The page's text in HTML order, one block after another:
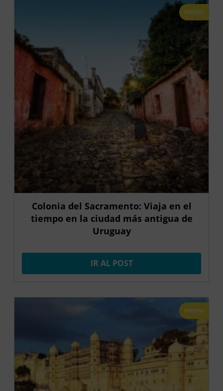
OFERTA
Colonia del Sacramento: Viaja en el
tiempo en la ciudad más antigua de
Uruguay
IR AL POST
OFERTA